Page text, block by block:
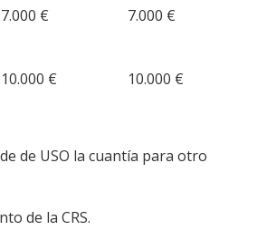
7.000 € 7.000 €
10.000 € 10.000 €
de USO la cuantía para otro
de la CRS.